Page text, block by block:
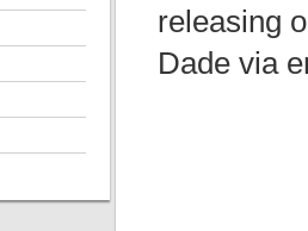
releasing
Dade via